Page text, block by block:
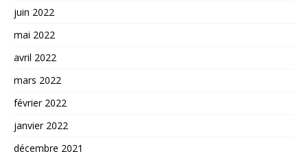
juin 2022
mai 2022
avril 2022
mars 2022
février 2022
janvier 2022
décembre 2021